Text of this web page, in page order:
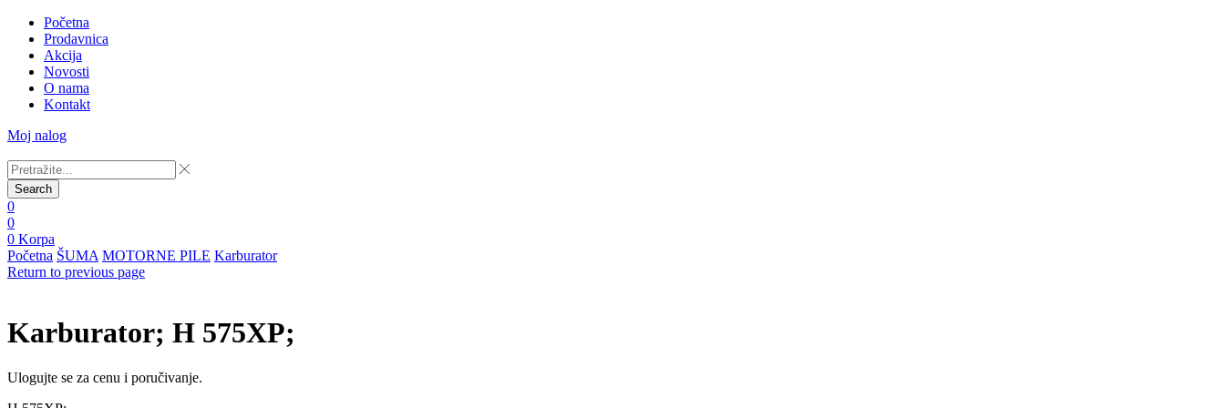
Početna
Prodavnica
Akcija
Novosti
O nama
Kontakt
Moj nalog
Search
0
0
0 Korpa
Početna ŠUMA MOTORNE PILE Karburator
Return to previous page
Karburator; H 575XP;
Ulogujte se za cenu i poručivanje.